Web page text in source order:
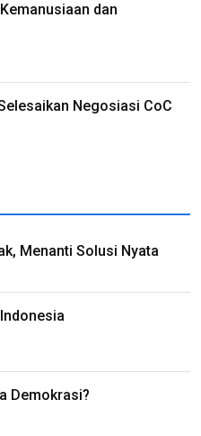
dan
Negosiasi CoC
Menanti Solusi Nyata
Demokrasi?